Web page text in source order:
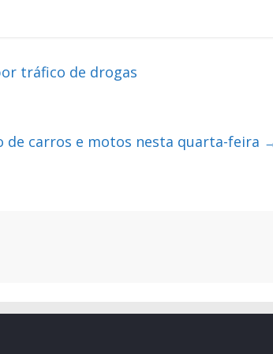
tráfico de drogas
de carros e motos nesta quarta-feira